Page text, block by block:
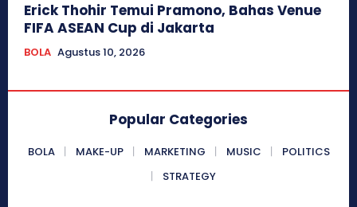
Erick Thohir Temui Pramono, Bahas Venue
FIFA ASEAN Cup di Jakarta
BOLA Agustus 10, 2026
Popular Categories
BOLA MAKE-UP MARKETING MUSIC
POLITICS
STRATEGY